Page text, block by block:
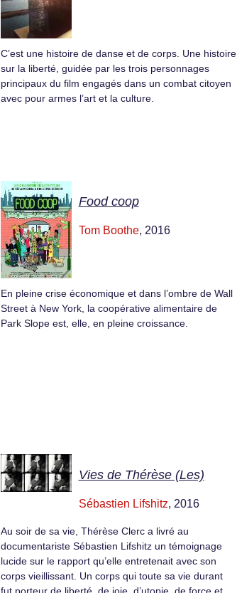
C’est une histoire de danse et de corps. Une histoire
sur la liberté, guidée par les trois personnages
principaux du film engagés dans un combat citoyen
avec pour armes l’art et la culture.
Food coop
Tom Boothe, 2016
En pleine crise économique et dans l’ombre de Wall
Street à New York, la coopérative alimentaire de
Park Slope est, elle, en pleine croissance.
Vies de Thérèse (Les)
Sébastien Lifshitz, 2016
Au soir de sa vie, Thérèse Clerc a livré au
documentariste Sébastien Lifshitz un témoignage
lucide sur le rapport qu’elle entretenait avec son
corps vieillissant. Un corps qui toute sa vie durant
fut porteur de liberté, de joie, d’utopie, de force et